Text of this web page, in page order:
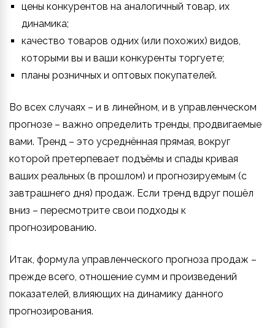
цены конкурентов на аналогичный товар, их
динамика;
качество товаров одних (или похожих) видов,
которыми вы и ваши конкуренты торгуете;
планы розничных и оптовых покупателей.
Во всех случаях – и в линейном, и в управленческом
прогнозе – важно определить тренды, продвигаемые
вами. Тренд – это усреднённая прямая, вокруг
которой претерпевает подъёмы и спады кривая
ваших реальных (в прошлом) и прогнозируемым (с
завтрашнего дня) продаж. Если тренд вдруг пошёл
вниз – пересмотрите свои подходы к
прогнозированию.
Итак, формула управленческого прогноза продаж –
прежде всего, отношение сумм и произведений
показателей, влияющих на динамику данного
прогнозирования.